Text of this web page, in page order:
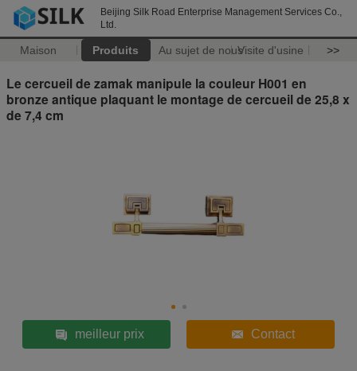
Beijing Silk Road Enterprise Management Services Co.,
Ltd.
Maison Produits Au sujet de nousVisite d'usine >>
Le cercueil de zamak manipule la couleur H001 en
bronze antique plaquant le montage de cercueil de 25,8 x
de 7,4 cm
meilleur prix Contact